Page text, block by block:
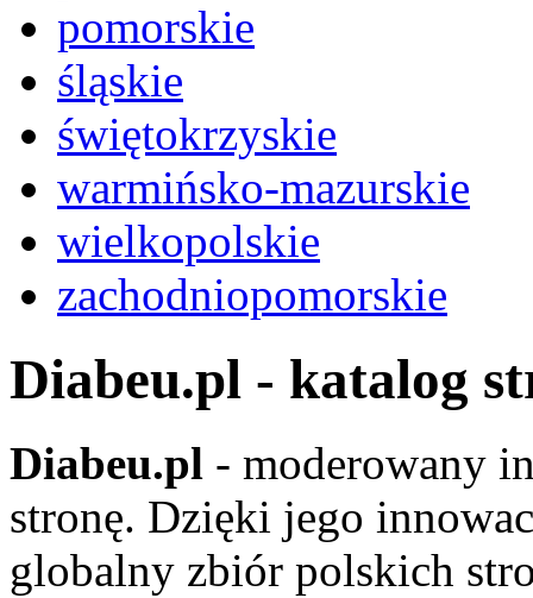
pomorskie
śląskie
świętokrzyskie
warmińsko-mazurskie
wielkopolskie
zachodniopomorskie
Diabeu.pl - katalog
Diabeu.pl - moderowany
stronę. Dzięki jego
globalny zbiór polskich